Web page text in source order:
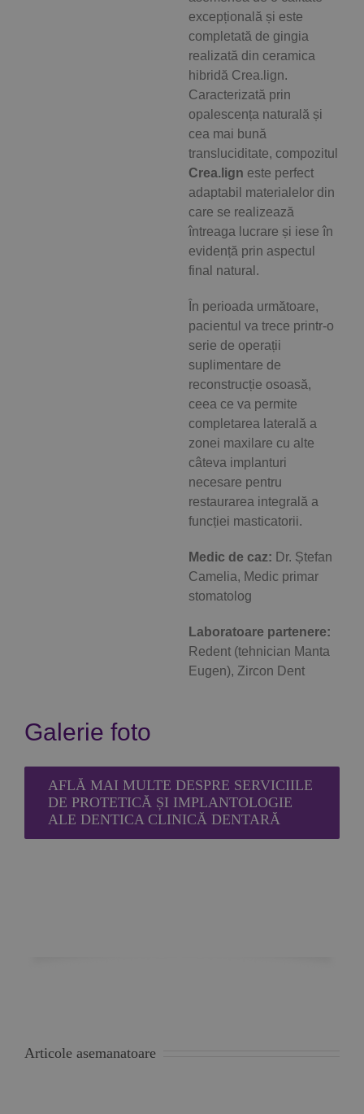
excepțională și este
completată de gingia
realizată din ceramica
hibridă Crea.lign.
Caracterizată prin
opalescența naturală și
cea mai bună
transluciditate, compozitul
Crea.lign este perfect
adaptabil materialelor din
care se realizează
întreaga lucrare și iese în
evidență prin aspectul
final natural.
În perioada următoare,
pacientul va trece printr-o
serie de operații
suplimentare de
reconstrucție osoasă,
ceea ce va permite
completarea laterală a
zonei maxilare cu alte
câteva implanturi
necesare pentru
restaurarea integrală a
funcției masticatorii.
Medic de caz: Dr. Ștefan
Camelia, Medic primar
stomatolog
Laboratoare partenere:
Redent (tehnician Manta
Eugen), Zircon Dent
Galerie foto
AFLĂ MAI MULTE DESPRE SERVICIILE
DE PROTETICĂ ȘI IMPLANTOLOGIE
ALE DENTICA CLINICĂ DENTARĂ
Articole asemanatoare